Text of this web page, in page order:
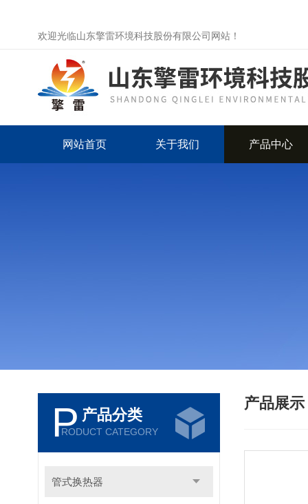
欢迎光临山东擎雷环境科技股份有限公司网站！
网站首页 关于我们 产品中心
P 产品分类
RODUCT CATEGORY
管式换热器
产品展示